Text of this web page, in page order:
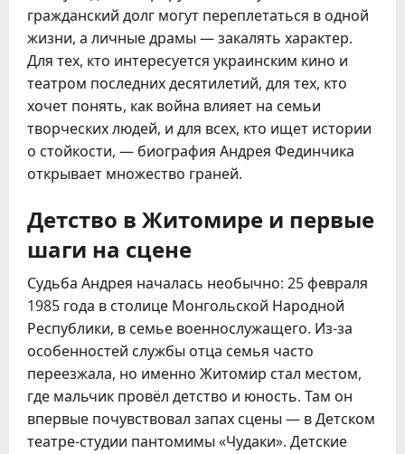
гражданский долг могут переплетаться в одной
жизни, а личные драмы — закалять характер.
Для тех, кто интересуется украинским кино и
театром последних десятилетий, для тех, кто
хочет понять, как война влияет на семьи
творческих людей, и для всех, кто ищет истории
о стойкости, — биография Андрея Фединчика
открывает множество граней.
Детство в Житомире и первые
шаги на сцене
Судьба Андрея началась необычно: 25 февраля
1985 года в столице Монгольской Народной
Республики, в семье военнослужащего. Из-за
особенностей службы отца семья часто
переезжала, но именно Житомир стал местом,
где мальчик провёл детство и юность. Там он
впервые почувствовал запах сцены — в Детском
театре-студии пантомимы «Чудаки». Детские